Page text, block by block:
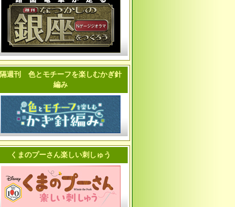
隔週刊 色とモチーフを楽しむかぎ針
編み
くまのプーさん楽しい刺しゅう